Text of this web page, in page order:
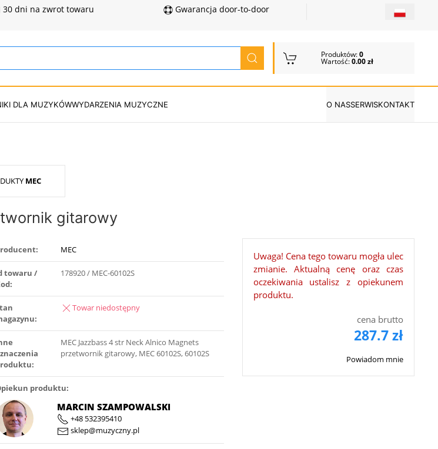
30 dni na zwrot towaru Gwarancja door-to-door
Produktów:0
Wartość:0.00 zł
DLA MUZYKÓWWYDARZENIA MUZYCZNE O NASSERWISKONTAKT
MEC
gitarowy
MEC
towaru /
178920 / MEC-60102S
Towar niedostępny
MEC Jazzbass 4 str Neck Alnico Magnets
przetwornik gitarowy, MEC 60102S, 60102S
produktu:
MARCIN SZAMPOWALSKI
+48 532395410
sklep@muzyczny.pl
Uwaga! Cena tego towaru mogła ulec
zmianie. Aktualną cenę oraz czas
oczekiwania ustalisz z opiekunem
produktu.
cena brutto
287.7 zł
Powiadom mnie